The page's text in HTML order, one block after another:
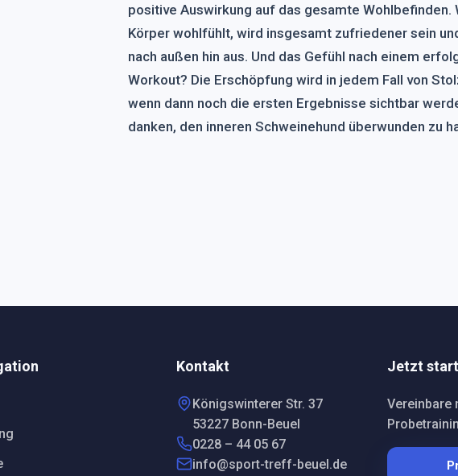
positive Auswirkung auf das gesamte Wohlbefinden.
Körper wohlfühlt, wird insgesamt zufriedener sein
nach außen hin aus. Und das Gefühl nach einem
Workout? Die Erschöpfung wird in jedem Fall von
wenn dann noch die ersten Ergebnisse sichtbar
danken, den inneren Schweinehund überwunden zu
Kontakt
Königswinterer Str. 37
53227 Bonn-Beuel
0228 – 44 05 67
info@sport-treff-beuel.de
Jetzt
Vereinbare